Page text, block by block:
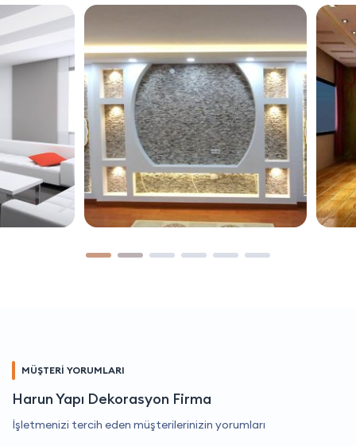
MÜŞTERİ YORUMLARI
Harun Yapı Dekorasyon Firma
İşletmenizi tercih eden müşterilerinizin yorumları